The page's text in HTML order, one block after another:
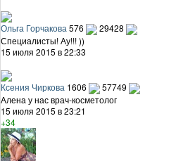
Ольга Горчакова 576
29428
Специалисты! Ау!!! ))
15 июля 2015 в 22:33
Ксения Чиркова 1606
57749
Алена у нас врач-косметолог
15 июля 2015 в 23:21
+34